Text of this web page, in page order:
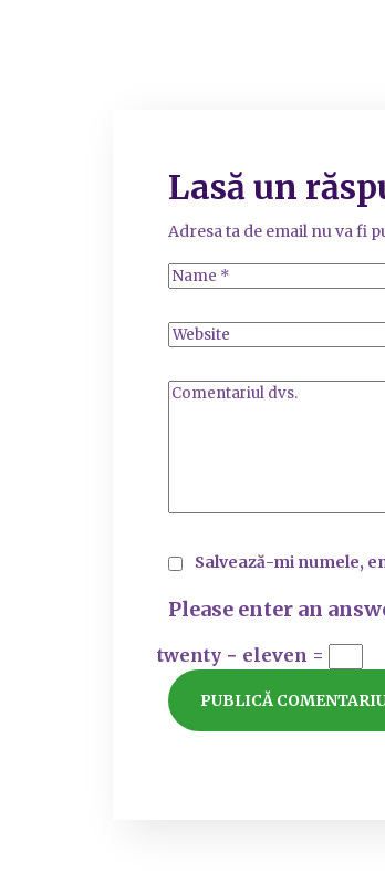
Lasă un
Adresa ta de email nu va fi
Salvează-mi numele,
Please enter an
twenty − eleven =